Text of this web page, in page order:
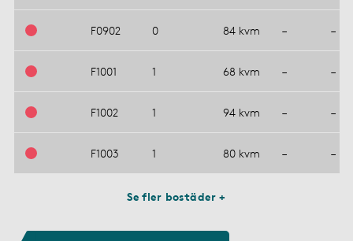
F0902 0 84 kvm – –
F1001 1 68 kvm – –
F1002 1 94 kvm – –
F1003 1 80 kvm – –
Se fler bostäder +